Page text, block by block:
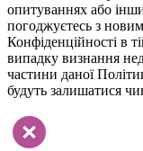
опитуваннях або
погоджуєтесь з
Конфіденційності в
випадку визнання
частини даної
будуть залишатися